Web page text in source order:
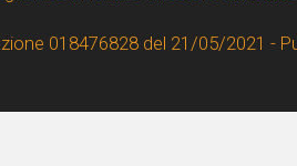
018476828 del 21/05/2021 -